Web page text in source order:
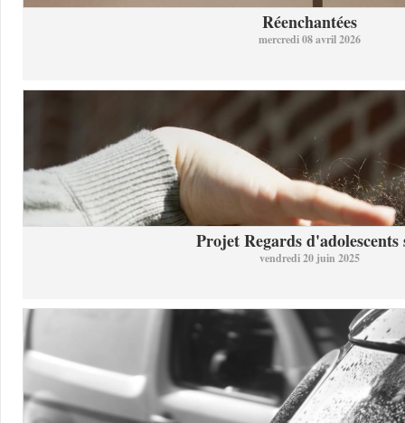
Réenchantées
mercredi 08 avril 2026
Projet Regards d'adolescents
vendredi 20 juin 2025